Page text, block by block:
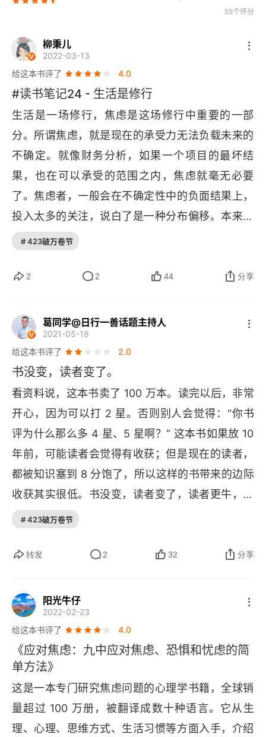
想象
引导式内观
练习冥想
听舒缓的音乐
第3章 思考问题从现实出发
灾难化思维
其他扭曲思维方式
应对七种扭曲思维的七种方法
让我们正视问题
与恐惧相关的焦虑
暴露疗法
保持正确的心态
第5章 经常运动
跑步、游泳助你远离恐惧
运动不只让肌肉变得更强健
实施运动计划前的准备工作
符合个人需要的运动
从运动中获得乐趣
停止找借口
第6章 呵护自己
自我呵护是必须，不是奢求
55个评分
柳秉儿
2022-03-13
给这本书评了
4.0
#读书笔记24 - 生活是修行
生活是一场修行，焦虑是这场修行中重要的一部
分。所谓焦虑，就是现在的承受力无法负载未来的
不确定。就像财务分析，如果一个项目的最坏结
果，也在可以承受的范围之内，焦虑就毫无必要
了。焦虑者，一般会在不确定性中的负面结果上，
投入太多的关注，说白了是一种分布偏移。本来结
果是正态分布的，却硬生生想象成偏态分布，很多
孔子的应对方法，叫做 “尽人事听天命”，孟子的应
法，叫做 “天地不仁以万物为刍狗”。你看，有意思
吧？孔子的意思是让老天决定结果，孟子的意思是
舍生取义，干就是了，老子的意思是大家都别折腾
了。东方的形而上展现某种价值观，西方的形而下
提供一些方法论。对于每一个人，在这场修行里面
最好形成自己的体系，用系统的工具来应对人生的
无常。
# 423破万卷节
2 2 44 分享
葛同学@日行一善话题主持人
2021-05-18
给这本书评了
2.0
书没变，读者变了。
看资料说，这本书卖了 100 万本。读完以后，非常
开心，因为可以打 2 星。否则别人会觉得：“你书
评为什么那么多 4 星、5 星啊？” 这本书如果放 10
年前，可能读者会觉得有收获；但是现在的读者，
都被知识塞到 8 分饱了，所以这样的书带来的边际
收获其实很低。书没变，读者变了，读者更牛，知
道更多了。一个白面馒头三块五花肉一碗老鸡煲的
很多人要躲着。说地球绕着太阳转，现在是常识；
本不是哈。我想提醒自己的是：1，如果不超过社
会平均速度地学习，那么我之石破天惊就是别人的
常识。2，如果只收集知识点，永远跟不上无数作
者的供应速度。那我就拼落地践行能力。3，为什
么不自己写本书？
# 423破万卷节
转发 2 32 分享
阳光牛仔
2022-02-23
给这本书评了
4.0
《应对焦虑：九中应对焦虑、恐惧和忧虑的简
单方法》
这是一本专门研究焦虑问题的心理学书籍，全球销
量超过 100 万册，被翻译成数十种语言。它从生
理、心理、思维方式、生活习惯等方面入手，介绍